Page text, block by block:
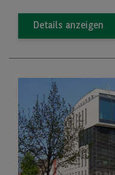
Details anzeigen